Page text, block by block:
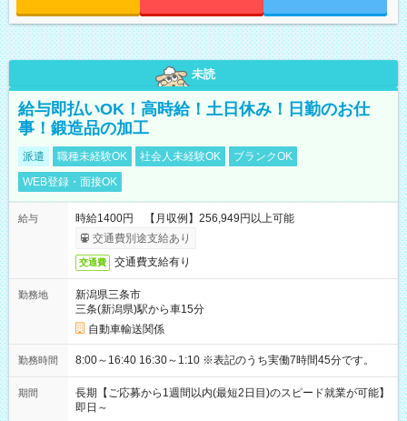
未読
給与即払いOK！高時給！土日休み！日勤のお仕
事！鍛造品の加工
派遣 職種未経験OK 社会人未経験OK
ブランクOK
WEB登録・面接OK
給与
時給1400円 【月収例】256,949円以上可能
交通費別途支給あり
交通費 交通費支給有り
勤務地
新潟県三条市
三条(新潟県)駅から車15分
自動車輸送関係
勤務時間 8:00～16:40 16:30～1:10 ※表記のうち実働7時間45分です。
期間
長期【ご応募から1週間以内(最短2日目)のスピード就業が可能】
即日～